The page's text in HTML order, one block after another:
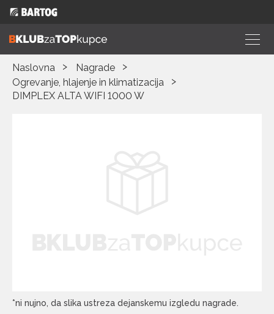
Naslovna
Nagrade
Ogrevanje, hlajenje in klimatizacija
DIMPLEX ALTA WIFI 1000 W
*ni nujno, da slika ustreza dejanskemu izgledu nagrade.